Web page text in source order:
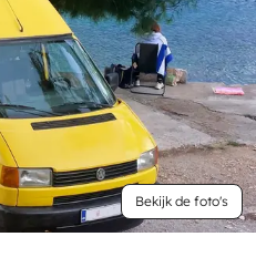
Bekijk de foto's